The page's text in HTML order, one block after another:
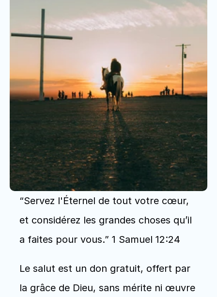
“Servez l'Éternel de tout votre cœur,
et considérez les grandes choses qu’il
a faites pour vous.” 1 Samuel 12:24
Le salut est un don gratuit, offert par
la grâce de Dieu, sans mérite ni œuvre